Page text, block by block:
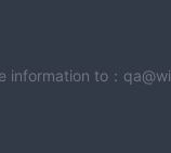
information to：